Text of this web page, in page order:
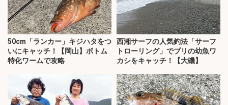
50cm「ランカー」キジハタをつ
いにキャッチ！【岡山】ボトム
特化ワームで攻略
西湘サーフの人気釣法「サーフ
トローリング」でブリの幼魚ワ
カシをキャッチ！【大磯】